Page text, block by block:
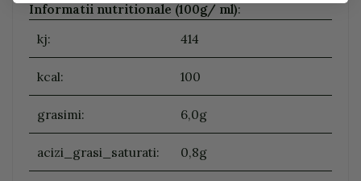
Informatii nutritionale (100g/ ml):
kj:
414
kcal: 100
grasimi: 6,0g
acizi_grasi_saturati: 0,8g